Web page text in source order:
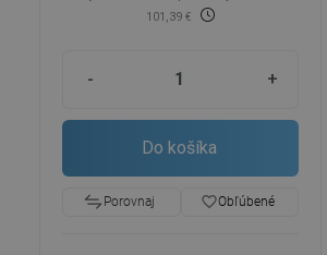
101,39 €
- +
Do košíka
Porovnaj favorite_borderObľúbené